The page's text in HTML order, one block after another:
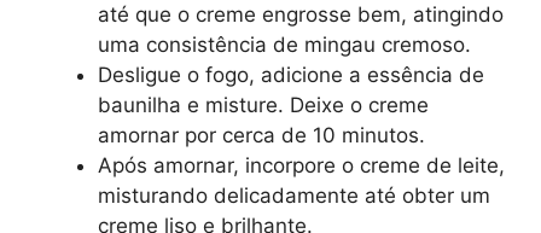
até que o creme engrosse bem, atingindo
uma consistência de mingau cremoso.
Desligue o fogo, adicione a essência de
baunilha e misture. Deixe o creme
amornar por cerca de 10 minutos.
Após amornar, incorpore o creme de leite,
misturando delicadamente até obter um
creme liso e brilhante.